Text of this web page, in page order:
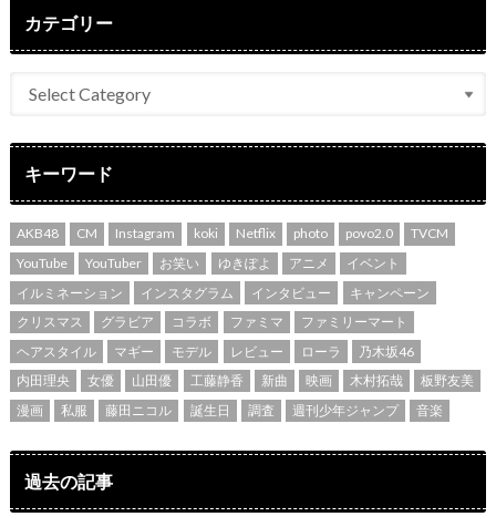
カテゴリー
キーワード
AKB48 CM Instagram koki Netflix photo povo2.0
TVCM
YouTube
YouTuber お笑い ゆきぽよ アニメ
イベント
イルミネーション
インスタグラム インタビュー
キャンペーン
クリスマス
グラビア コラボ ファミマ
ファミリーマート
ヘアスタイル
マギー モデル レビュー ローラ
乃木坂46
内田理央
女優 山田優 工藤静香 新曲 映画 木村拓哉
板野友美
漫画
私服 藤田ニコル 誕生日 調査 週刊少年ジャンプ 音楽
過去の記事